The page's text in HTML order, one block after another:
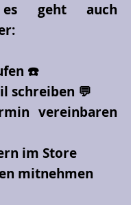
geht auch
☎️
schreiben 💬
vereinbaren
im Store
mitnehmen